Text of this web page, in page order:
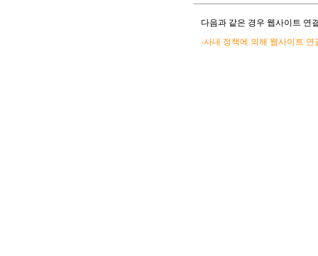
다음과 같은 경우 웹사이트 연
-사내 정책에 의해 웹사이트